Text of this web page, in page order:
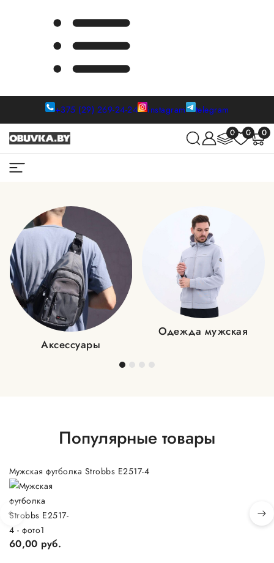
+375 (29) 269-24-24 instagram telegram
0 0 0
Аксессуары
Одежда мужская
Популярные товары
Мужская футболка Strobbs E2517-4
60,00 руб.